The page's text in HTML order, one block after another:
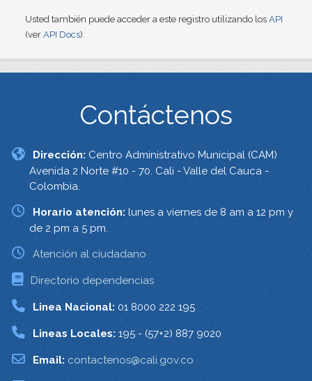
Usted también puede acceder a este registro utilizando los API
(ver API Docs).
Contáctenos
Dirección: Centro Administrativo Municipal (CAM)
Avenida 2 Norte #10 - 70. Cali - Valle del Cauca -
Colombia.
Horario atención: lunes a viernes de 8 am a 12 pm y
de 2 pm a 5 pm.
Atención al ciudadano
Directorio dependencias
Linea Nacional: 01 8000 222 195
Lineas Locales: 195 - (57+2) 887 9020
Email: contactenos@cali.gov.co